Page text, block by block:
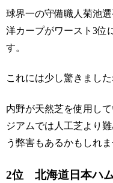
球界一の守備職人菊池
洋カープがワースト3位
す。
これには少し驚きました
内野が天然芝を使用し
ジアムでは人工芝より
う弊害もあるかもしれま
2位 北海道日本ハ